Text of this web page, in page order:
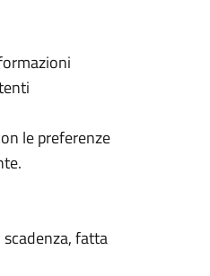
le preferenze
fatta